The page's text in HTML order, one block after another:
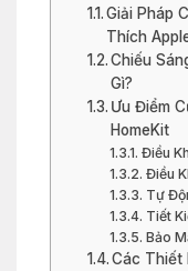
Giải Pháp
Thích
Chiếu
Gì?
Ưu Điểm
HomeKit
Điều
Điều
Tự
Tiết
Bảo
Các Thiết